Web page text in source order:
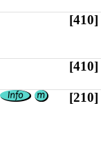
[410]
[410]
[210]